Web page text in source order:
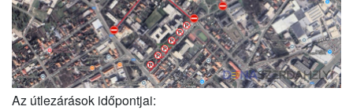
Az útlezárások időpontjai: